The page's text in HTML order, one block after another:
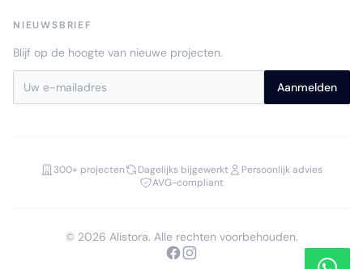
NIEUWSBRIEF
Blijf op de hoogte van nieuwe projecten.
Aanmelden
300+ projecten Dagelijks bijgewerkt
Persoonlijk advies
AVG-compliant
© 2026 Alistora. Alle rechten voorbehouden.